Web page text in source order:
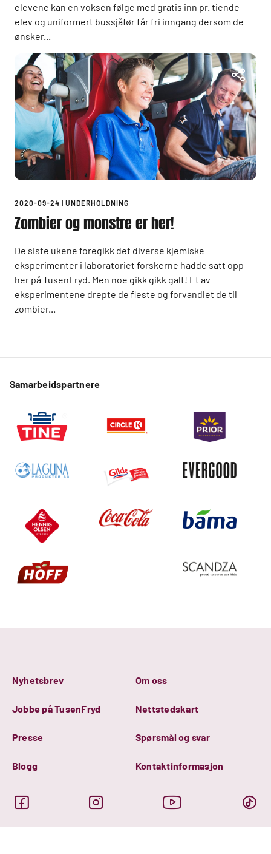
elevene kan en voksen følge med gratis inn pr. tiende
elev og uniformert bussjåfør får fri inngang dersom de
ønsker...
2020-09-24 | UNDERHOLDNING
Zombier og monstre er her!
De siste ukene foregikk det diverse kjemiske
eksperimenter i laboratoriet forskerne hadde satt opp
her på TusenFryd. Men noe gikk gikk galt! Et av
eksperimentene drepte de fleste og forvandlet de til
zombier...
Samarbeidspartnere
Nyhetsbrev Om oss
Jobbe på TusenFryd Nettstedskart
Presse Spørsmål og svar
Blogg Kontaktinformasjon